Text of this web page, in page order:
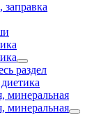
заправка
раздел
минеральная
минеральная